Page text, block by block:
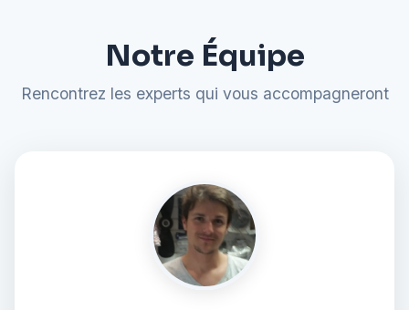
Notre Équipe
Rencontrez les experts qui vous accompagneront